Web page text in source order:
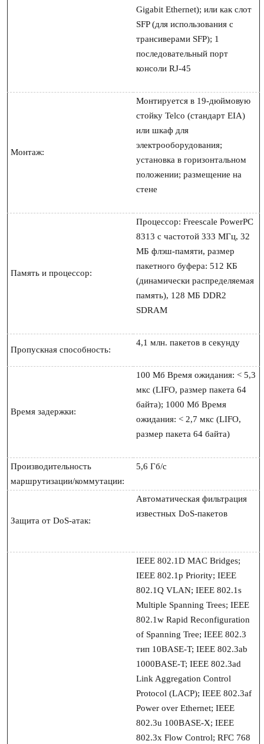
Gigabit Ethernet); или как слот
SFP (для использования с
трансиверами SFP); 1
последовательный порт
консоли RJ-45
Монтаж:
Монтируется в 19-дюймовую
стойку Telco (стандарт EIA)
или шкаф для
электрооборудования;
установка в горизонтальном
положении; размещение на
стене
Память и процессор:
Процессор: Freescale PowerPC
8313 с частотой 333 МГц, 32
МБ флэш-памяти, размер
пакетного буфера: 512 КБ
(динамически распределяемая
память), 128 MБ DDR2
SDRAM
Пропускная способность:
4,1 млн. пакетов в секунду
Время задержки:
100 Мб Время ожидания: < 5,3
мкс (LIFO, размер пакета 64
байта); 1000 Мб Время
ожидания: < 2,7 мкс (LIFO,
размер пакета 64 байта)
Производительность
маршрутизации/коммутации:
5,6 Гб/с
Защита от DoS-атак:
Автоматическая фильтрация
известных DoS-пакетов
IEEE 802.1D MAC Bridges;
IEEE 802.1p Priority; IEEE
802.1Q VLAN; IEEE 802.1s
Multiple Spanning Trees; IEEE
802.1w Rapid Reconfiguration
of Spanning Tree; IEEE 802.3
тип 10BASE-T; IEEE 802.3ab
1000BASE-T; IEEE 802.3ad
Link Aggregation Control
Protocol (LACP); IEEE 802.3af
Power over Ethernet; IEEE
802.3u 100BASE-X; IEEE
802.3x Flow Control; RFC 768